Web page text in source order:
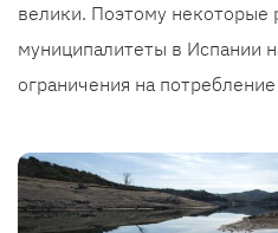
велики. Поэтому некоторые
муниципалитеты в Испании
ограничения на